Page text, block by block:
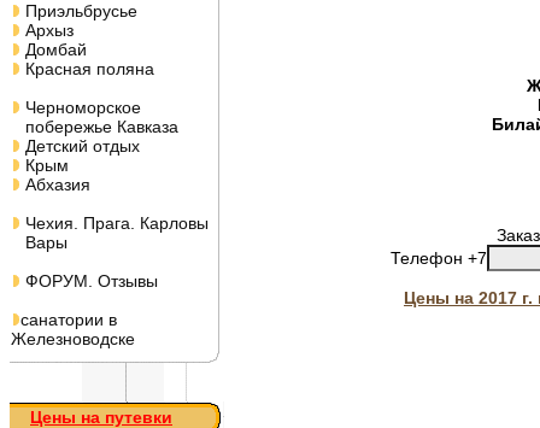
Приэльбрусье
Архыз
Домбай
Красная поляна
Черноморское
побережье Кавказа
Детский отдых
Крым
Абхазия
Чехия. Прага. Карловы
Вары
ФОРУМ. Отзывы
санатории в
Железноводске
Цены на путевки
Телефон +7
Цены на 2017